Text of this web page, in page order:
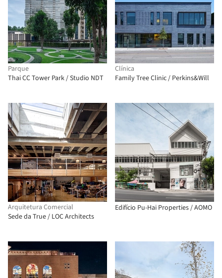
Parque
Thai CC Tower Park / Studio NDT
Clínica
Family Tree Clinic / Perkins&Will
Arquitetura Comercial
Sede da True / LOC Architects
Edifício Pu-Hai Properties / AOMO